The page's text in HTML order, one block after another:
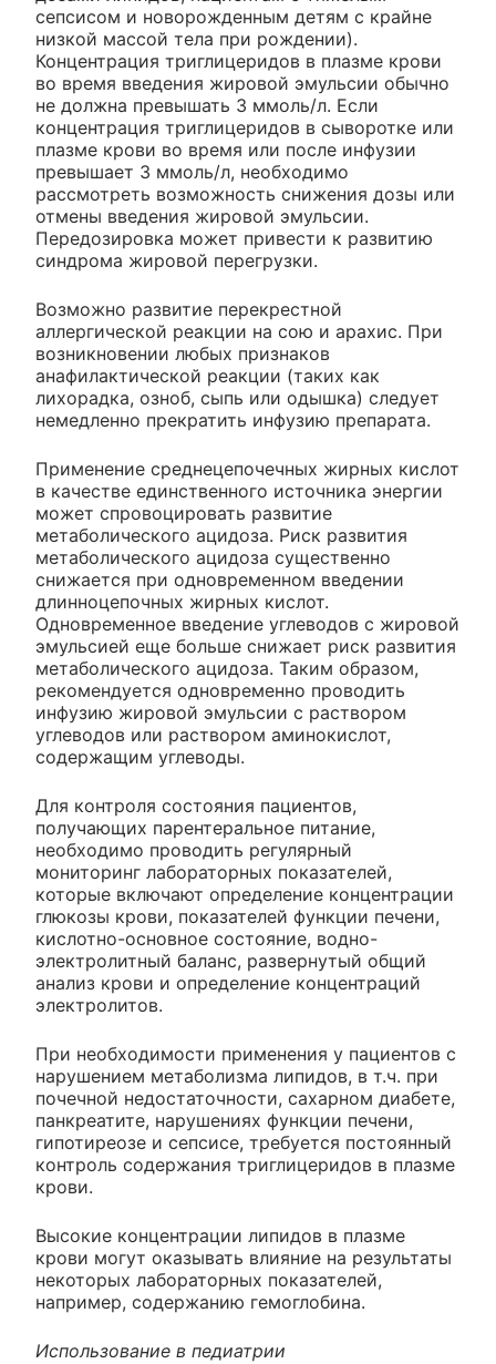
сепсисом и новорожденным детям с крайне
низкой массой тела при рождении).
Концентрация триглицеридов в плазме крови
во время введения жировой эмульсии обычно
не должна превышать 3 ммоль/л. Если
концентрация триглицеридов в сыворотке или
плазме крови во время или после инфузии
превышает 3 ммоль/л, необходимо
рассмотреть возможность снижения дозы или
отмены введения жировой эмульсии.
Передозировка может привести к развитию
синдрома жировой перегрузки.
Возможно развитие перекрестной
аллергической реакции на сою и арахис. При
возникновении любых признаков
анафилактической реакции (таких как
лихорадка, озноб, сыпь или одышка) следует
немедленно прекратить инфузию препарата.
Применение среднецепочечных жирных кислот
в качестве единственного источника энергии
может спровоцировать развитие
метаболического ацидоза. Риск развития
метаболического ацидоза существенно
снижается при одновременном введении
длинноцепочных жирных кислот.
Одновременное введение углеводов с жировой
эмульсией еще больше снижает риск развития
метаболического ацидоза. Таким образом,
рекомендуется одновременно проводить
инфузию жировой эмульсии с раствором
углеводов или раствором аминокислот,
содержащим углеводы.
Для контроля состояния пациентов,
получающих парентеральное питание,
необходимо проводить регулярный
мониторинг лабораторных показателей,
которые включают определение концентрации
глюкозы крови, показателей функции печени,
кислотно-основное состояние, водно-
электролитный баланс, развернутый общий
анализ крови и определение концентраций
электролитов.
При необходимости применения у пациентов с
нарушением метаболизма липидов, в т.ч. при
почечной недостаточности, сахарном диабете,
панкреатите, нарушениях функции печени,
гипотиреозе и сепсисе, требуется постоянный
контроль содержания триглицеридов в плазме
крови.
Высокие концентрации липидов в плазме
крови могут оказывать влияние на результаты
некоторых лабораторных показателей,
например, содержанию гемоглобина.
Использование в педиатрии